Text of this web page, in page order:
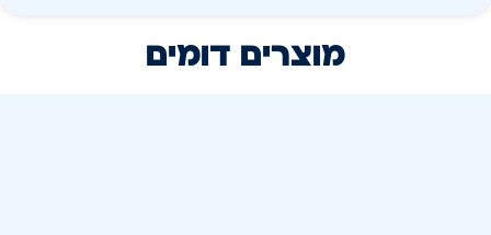
מוצרים דומים